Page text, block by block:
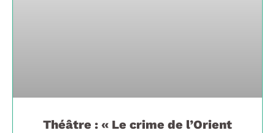
Théâtre : « Le crime de l’Orient